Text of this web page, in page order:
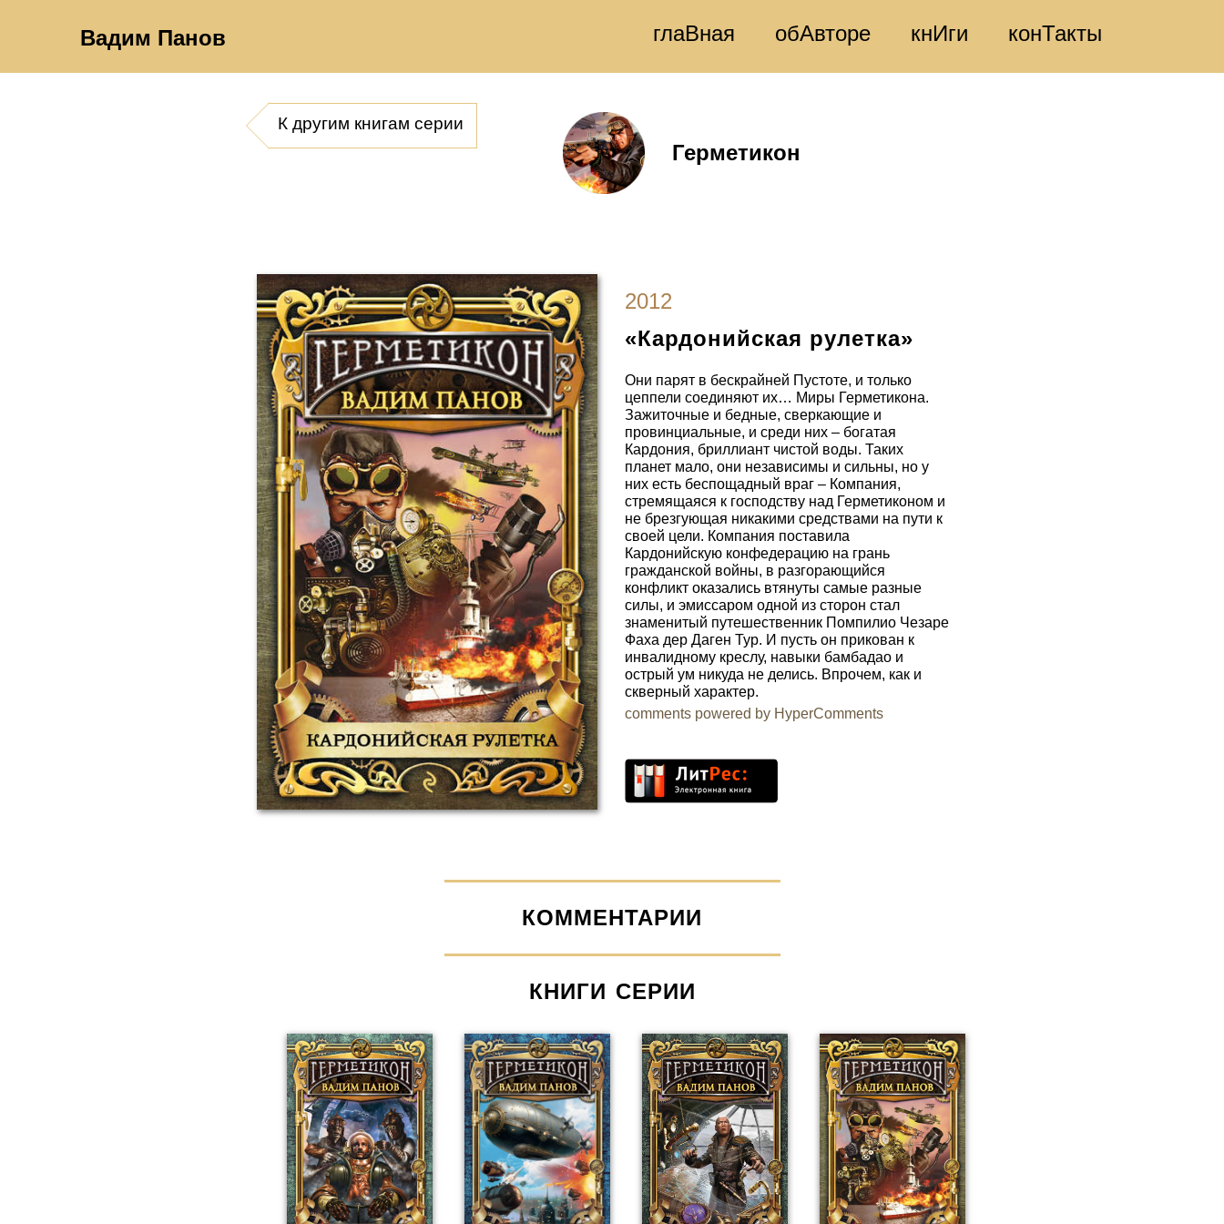
Вадим Панов глаВная обАвторе кнИги конТакты
К другим книгам серии
Герметикон
2012
«Кардонийская рулетка»
Они парят в бескрайней Пустоте, и только
цеппели соединяют их… Миры Герметикона.
Зажиточные и бедные, сверкающие и
провинциальные, и среди них – богатая
Кардония, бриллиант чистой воды. Таких
планет мало, они независимы и сильны, но у
них есть беспощадный враг – Компания,
стремящаяся к господству над Герметиконом и
не брезгующая никакими средствами на пути к
своей цели. Компания поставила
Кардонийскую конфедерацию на грань
гражданской войны, в разгорающийся
конфликт оказались втянуты самые разные
силы, и эмиссаром одной из сторон стал
знаменитый путешественник Помпилио Чезаре
Фаха дер Даген Тур. И пусть он прикован к
инвалидному креслу, навыки бамбадао и
острый ум никуда не делись. Впрочем, как и
скверный характер.
comments powered by HyperComments
КОММЕНТАРИИ
КНИГИ СЕРИИ